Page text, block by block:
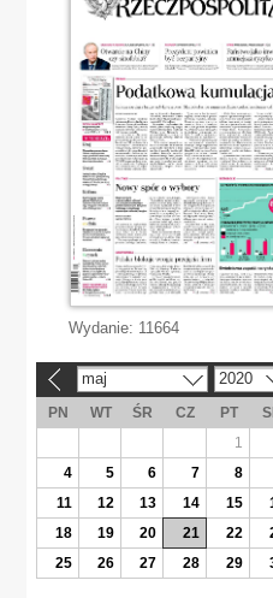
Wydanie: 11664
maj 2020
PN WT ŚR CZ PT
1
4
5 6 7 8
11
12 13 14 15
18
19 20 21 22
25
26 27 28 29